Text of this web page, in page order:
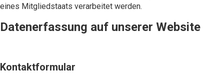
eines Mitgliedstaats verarbeitet werden.
Datenerfassung auf unserer Website
Kontaktformular